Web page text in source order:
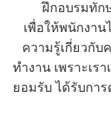
ฝึกอบรมทัก
เพื่อให้พนักงา
ความรู้เกี่ยวกับ
ทำงาน เพราะเ
ยอมรับ ได้รับกา